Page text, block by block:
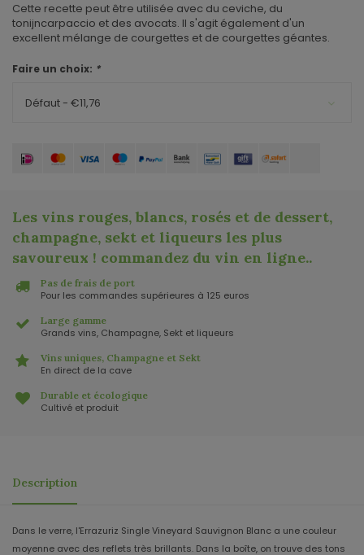
Cette recette peut être utilisée avec du ceviche, du
tonijncarpaccio et des avocats. Il s'agit également d'un
excellent mélange de courgettes et de courgettes géantes.
Faire un choix: *
Défaut - €11,76
Les vins rouges, blancs, rosés et de dessert,
champagne, sekt et liqueurs les plus
savoureux ! commandez du vin en ligne..
Pas de frais de port
Pour les commandes supérieures à 125 euros
Large gamme
Grands vins, Champagne, Sekt et liqueurs
Vins uniques, Champagne et Sekt
En direct de la cave
Durable et écologique
Cultivé et produit
Description
Dans le verre, l'Errazuriz Single Vineyard Sauvignon Blanc a une couleur
moyenne avec des reflets très brillants. Dans la boîte, on trouve des tons